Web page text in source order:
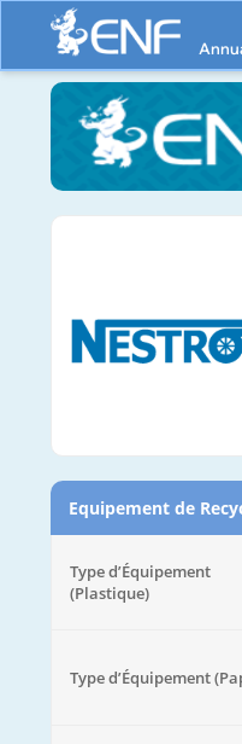
Equipement de
Type d’Équipement
(Plastique)
Type d’Équipement